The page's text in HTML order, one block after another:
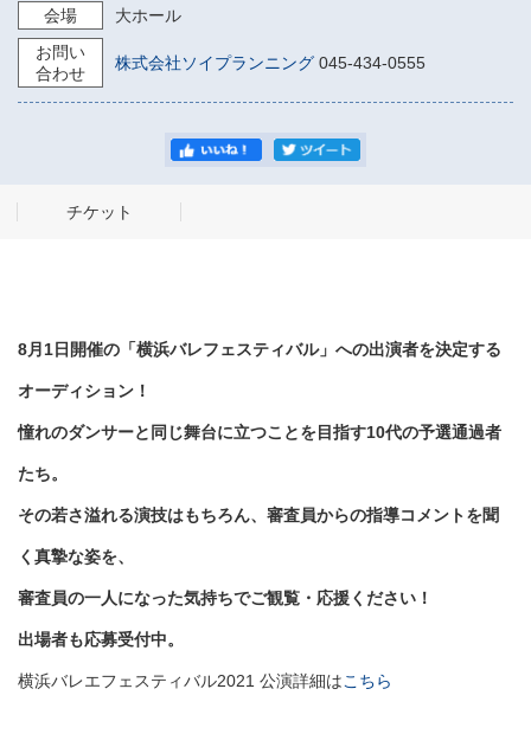
会場
大ホール
お問い
合わせ
株式会社ソイプランニング 045-434-0555
チケット
8月1日開催の「横浜バレフェスティバル」への出演者を決定する
オーディション！
憧れのダンサーと同じ舞台に立つことを目指す10代の予選通過者
たち。
その若さ溢れる演技はもちろん、審査員からの指導コメントを聞
く真摯な姿を、
審査員の一人になった気持ちでご観覧・応援ください！
出場者も応募受付中。
横浜バレエフェスティバル2021 公演詳細はこちら